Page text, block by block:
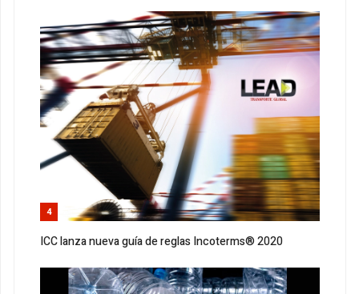
4
ICC lanza nueva guía de reglas Incoterms® 2020